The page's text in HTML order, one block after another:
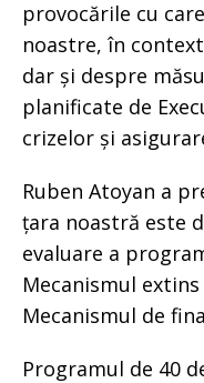
provocările cu
noastre, în
dar și despre
planificate de
crizelor și
Ruben Atoyan a
țara noastră este
evaluare a
Mecanismul
Mecanismul de
Programul de 40